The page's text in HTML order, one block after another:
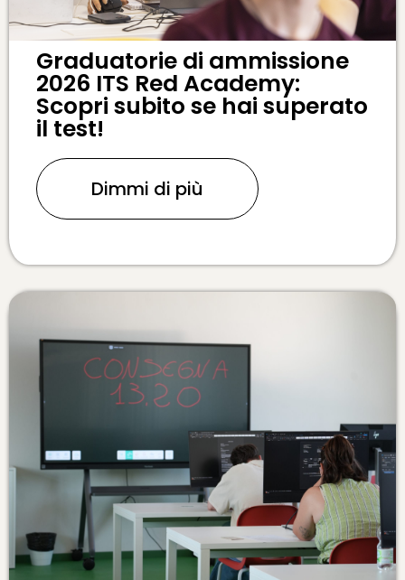
Graduatorie di ammissione
2026 ITS Red Academy:
Scopri subito se hai superato
il test!
Dimmi di più